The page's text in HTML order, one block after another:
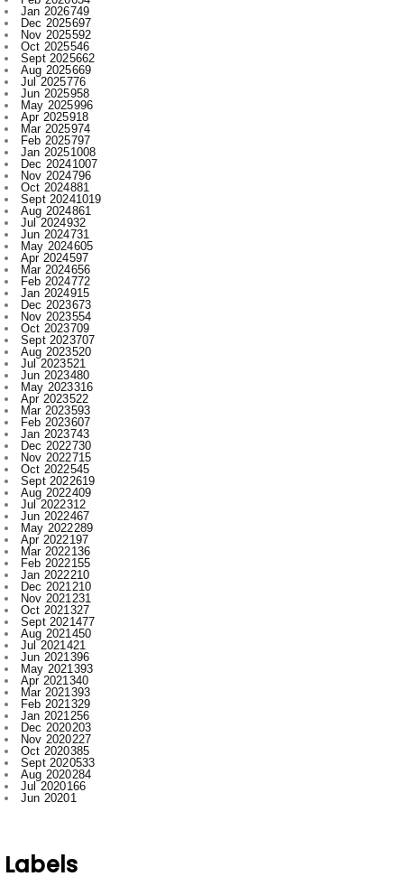
Sept 2025662
Aug 2025669
Jul 2025776
Jun 2025958
May 2025996
Apr 2025918
Mar 2025974
Feb 2025797
Jan 20251008
Dec 20241007
Nov 2024796
Oct 2024881
Sept 20241019
Aug 2024861
Jul 2024932
Jun 2024731
May 2024605
Apr 2024597
Mar 2024656
Feb 2024772
Jan 2024915
Dec 2023673
Nov 2023554
Oct 2023709
Sept 2023707
Aug 2023520
Jul 2023521
Jun 2023480
May 2023316
Apr 2023522
Mar 2023593
Feb 2023607
Jan 2023743
Dec 2022730
Nov 2022715
Oct 2022545
Sept 2022619
Aug 2022409
Jul 2022312
Jun 2022467
May 2022289
Apr 2022197
Mar 2022136
Feb 2022155
Jan 2022210
Dec 2021210
Nov 2021231
Oct 2021327
Sept 2021477
Aug 2021450
Jul 2021421
Jun 2021396
May 2021393
Apr 2021340
Mar 2021393
Feb 2021329
Jan 2021256
Dec 2020203
Nov 2020227
Oct 2020385
Sept 2020533
Aug 2020284
Jul 2020166
Jun 20201
Ambagarh
Ambagarh Chauki